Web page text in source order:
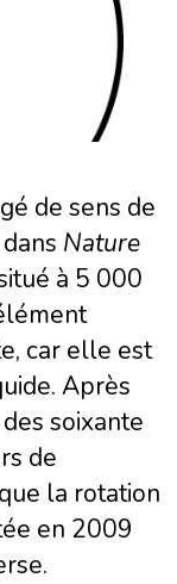
de sens de
Nature
à 5 000
car elle est
Après
soixante
de
la rotation
en 2009